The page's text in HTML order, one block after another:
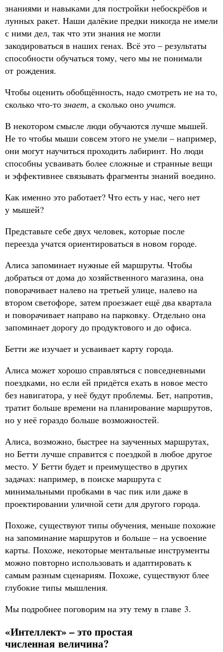
знаниями и навыками для постройки небоскрёбов и
лунных ракет. Наши далёкие предки никогда не имели
с ними дел, так что эти знания не могли
закодироваться в наших генах. Всё это – результаты
способности обучаться тому, чего мы не понимали
от рождения.
Чтобы оценить обобщённость, надо смотреть не на то,
сколько что-тознает, а сколько оно учится.
В некотором смысле люди обучаются лучше мышей.
Не то чтобы мыши совсем этого не умели – например,
они могут научиться проходить лабиринт. Но люди
способны усваивать более сложные и странные вещи
и эффективнее связывать фрагменты знаний воедино.
Как именно это работает? Что есть у нас, чего нет
у мышей?
Представьте себе двух человек, которые после
переезда учатся ориентироваться в новом городе.
Алиса запоминает нужные ей маршруты. Чтобы
добраться от дома до хозяйственного магазина, она
поворачивает налево на третьей улице, налево на
втором светофоре, затем проезжает ещё два квартала
и поворачивает направо на парковку. Отдельно она
запоминает дорогу до продуктового и до офиса.
Бетти же изучает и усваивает карту города.
Алиса может хорошо справляться с повседневными
поездками, но если ей придётся ехать в новое место
без навигатора, у неё будут проблемы. Бет, напротив,
тратит больше времени на планирование маршрутов,
но у неё гораздо больше возможностей.
Алиса, возможно, быстрее на заученных маршрутах,
но Бетти лучше справится с поездкой в любое другое
место. У Бетти будет и преимущество в других
задачах: например, в поиске маршрута с
минимальными пробками в час пик или даже в
проектировании уличной сети для другого города.
Похоже, существуют типы обучения, меньше похожие
на запоминание маршрутов и больше – на усвоение
карты. Похоже, некоторые ментальные инструменты
можно повторно использовать и адаптировать к
самым разным сценариям. Похоже, существуют блее
глубокие типы мышления.
Мы подробнее поговорим на эту тему в главе 3.
«Интеллект» – это простая
численная величина?